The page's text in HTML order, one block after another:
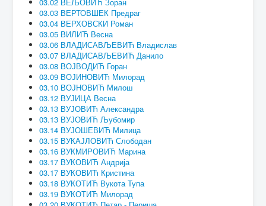
03.03 ВЕРТОВШЕК Предраг
03.04 ВЕРХОВСКИ Роман
03.05 ВИЛИЋ Весна
03.06 ВЛАДИСАВЉЕВИЋ Владислав
03.07 ВЛАДИСАВЉЕВИЋ Данило
03.08 ВОЈВОДИЋ Горан
03.09 ВОЈИНОВИЋ Милорад
03.10 ВОЈНОВИЋ Милош
03.12 ВУЈИЦА Весна
03.13 ВУЈОВИЋ Александра
03.13 ВУЈОВИЋ Љубомир
03.14 ВУЈОШЕВИЋ Милица
03.15 ВУКАЈЛОВИЋ Слободан
03.16 ВУКМИРОВИЋ Марина
03.17 ВУКОВИЋ Андрија
03.17 ВУКОВИЋ Кристина
03.18 ВУКОТИЋ Вукота Тупа
03.19 ВУКОТИЋ Милорад